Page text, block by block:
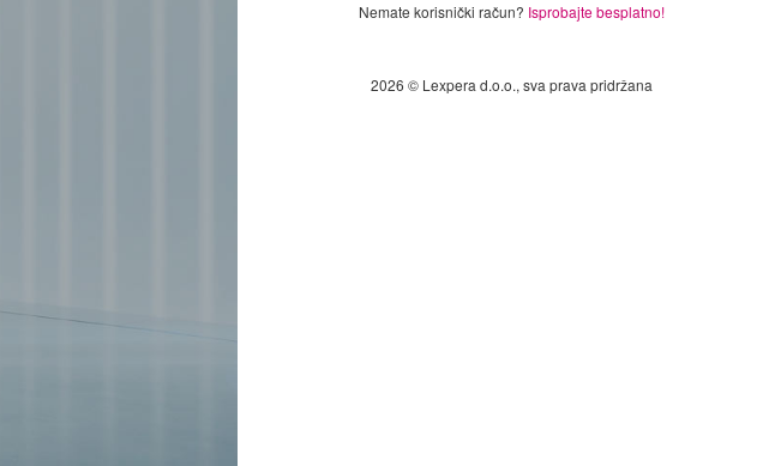
Nemate korisnički račun? Isprobajte besplatno!
2026 © Lexpera d.o.o., sva prava pridržana